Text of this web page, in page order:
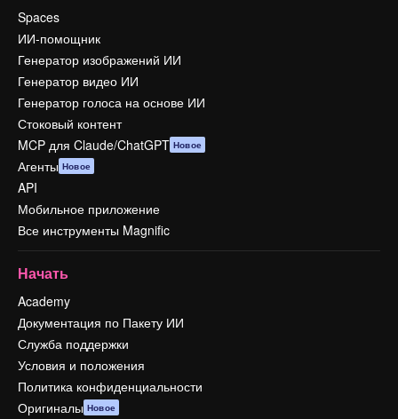
Spaces
ИИ-помощник
Генератор изображений ИИ
Генератор видео ИИ
Генератор голоса на основе ИИ
Стоковый контент
MCP для Claude/ChatGPT Новое
Агенты Новое
API
Мобильное приложение
Все инструменты Magnific
Начать
Academy
Документация по Пакету ИИ
Служба поддержки
Условия и положения
Политика конфиденциальности
Оригиналы Новое